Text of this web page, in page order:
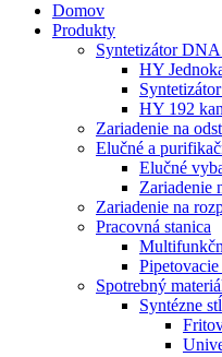
Domov
Produkty
Syntetizátor
HY
HY 192
Zariadenie na
Elučné a
Elučné
Zariadenie
Zariadenie na
Pracovná stanica
Spotrebný
Syntézne